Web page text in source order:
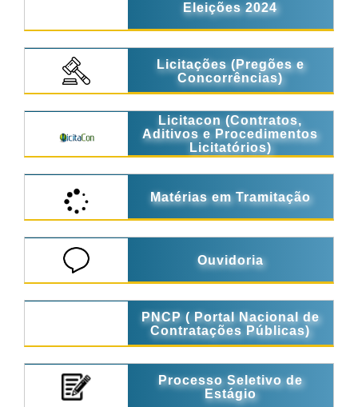
Eleições 2024
Licitações (Pregões e
Concorrências)
Licitacon (Contratos,
Aditivos e Procedimentos
Licitatórios)
Matérias em Tramitação
Ouvidoria
PNCP ( Portal Nacional de
Contratações Públicas)
Processo Seletivo de
Estágio